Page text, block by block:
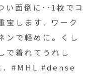
い面倒に…1枚でコ
宝します︎．ワーク
ンで軽めに。くし
で着れてうれし
#MHL.#dense